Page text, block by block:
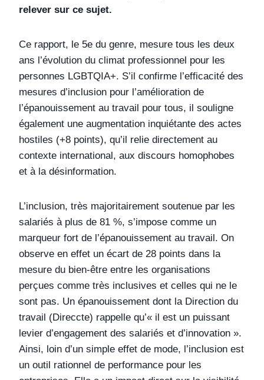
relever sur ce sujet.
Ce rapport, le 5e du genre, mesure tous les deux
ans l’évolution du climat professionnel pour les
personnes LGBTQIA+. S’il confirme l’efficacité des
mesures d’inclusion pour l’amélioration de
l’épanouissement au travail pour tous, il souligne
également une augmentation inquiétante des actes
hostiles (+8 points), qu’il relie directement au
contexte international, aux discours homophobes
et à la désinformation.
L’inclusion, très majoritairement soutenue par les
salariés à plus de 81 %, s’impose comme un
marqueur fort de l’épanouissement au travail. On
observe en effet un écart de 28 points dans la
mesure du bien-être entre les organisations
perçues comme très inclusives et celles qui ne le
sont pas. Un épanouissement dont la Direction du
travail (Direccte) rappelle qu’« il est un puissant
levier d’engagement des salariés et d’innovation ».
Ainsi, loin d’un simple effet de mode, l’inclusion est
un outil rationnel de performance pour les